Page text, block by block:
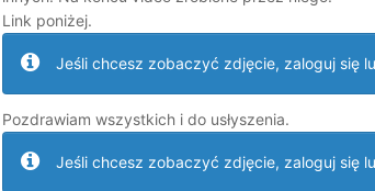
Link poniżej.
Jeśli chcesz zobaczyć zdjęcie, zaloguj się
Pozdrawiam wszystkich i do usłyszenia.
Jeśli chcesz zobaczyć zdjęcie, zaloguj się